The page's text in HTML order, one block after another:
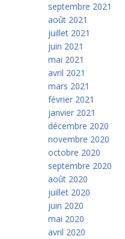
septembre 2021
août 2021
juillet 2021
juin 2021
mai 2021
avril 2021
mars 2021
février 2021
janvier 2021
décembre 2020
novembre 2020
octobre 2020
septembre 2020
août 2020
juillet 2020
juin 2020
mai 2020
avril 2020